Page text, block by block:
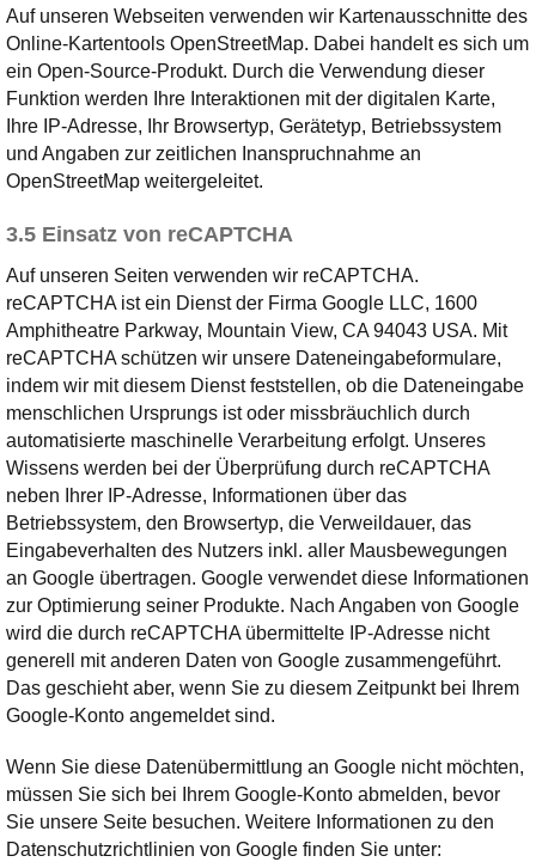
Auf unseren Webseiten verwenden wir Kartenausschnitte des
Online-Kartentools OpenStreetMap. Dabei handelt es sich um
ein Open-Source-Produkt. Durch die Verwendung dieser
Funktion werden Ihre Interaktionen mit der digitalen Karte,
Ihre IP-Adresse, Ihr Browsertyp, Gerätetyp, Betriebssystem
und Angaben zur zeitlichen Inanspruchnahme an
OpenStreetMap weitergeleitet.
3.5 Einsatz von reCAPTCHA
Auf unseren Seiten verwenden wir reCAPTCHA.
reCAPTCHA ist ein Dienst der Firma Google LLC, 1600
Amphitheatre Parkway, Mountain View, CA 94043 USA. Mit
reCAPTCHA schützen wir unsere Dateneingabeformulare,
indem wir mit diesem Dienst feststellen, ob die Dateneingabe
menschlichen Ursprungs ist oder missbräuchlich durch
automatisierte maschinelle Verarbeitung erfolgt. Unseres
Wissens werden bei der Überprüfung durch reCAPTCHA
neben Ihrer IP-Adresse, Informationen über das
Betriebssystem, den Browsertyp, die Verweildauer, das
Eingabeverhalten des Nutzers inkl. aller Mausbewegungen
an Google übertragen. Google verwendet diese Informationen
zur Optimierung seiner Produkte. Nach Angaben von Google
wird die durch reCAPTCHA übermittelte IP-Adresse nicht
generell mit anderen Daten von Google zusammengeführt.
Das geschieht aber, wenn Sie zu diesem Zeitpunkt bei Ihrem
Google-Konto angemeldet sind.
Wenn Sie diese Datenübermittlung an Google nicht möchten,
müssen Sie sich bei Ihrem Google-Konto abmelden, bevor
Sie unsere Seite besuchen. Weitere Informationen zu den
Datenschutzrichtlinien von Google finden Sie unter: